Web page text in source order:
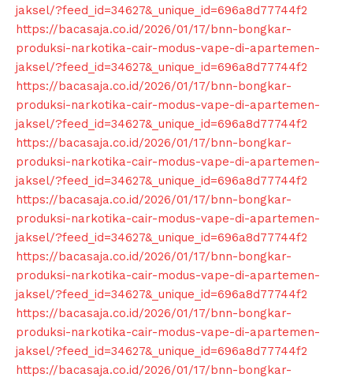
jaksel/?feed_id=34627&_unique_id=696a8d77744f2
https://bacasaja.co.id/2026/01/17/bnn-bongkar-
produksi-narkotika-cair-modus-vape-di-apartemen-
jaksel/?feed_id=34627&_unique_id=696a8d77744f2
https://bacasaja.co.id/2026/01/17/bnn-bongkar-
produksi-narkotika-cair-modus-vape-di-apartemen-
jaksel/?feed_id=34627&_unique_id=696a8d77744f2
https://bacasaja.co.id/2026/01/17/bnn-bongkar-
produksi-narkotika-cair-modus-vape-di-apartemen-
jaksel/?feed_id=34627&_unique_id=696a8d77744f2
https://bacasaja.co.id/2026/01/17/bnn-bongkar-
produksi-narkotika-cair-modus-vape-di-apartemen-
jaksel/?feed_id=34627&_unique_id=696a8d77744f2
https://bacasaja.co.id/2026/01/17/bnn-bongkar-
produksi-narkotika-cair-modus-vape-di-apartemen-
jaksel/?feed_id=34627&_unique_id=696a8d77744f2
https://bacasaja.co.id/2026/01/17/bnn-bongkar-
produksi-narkotika-cair-modus-vape-di-apartemen-
jaksel/?feed_id=34627&_unique_id=696a8d77744f2
https://bacasaja.co.id/2026/01/17/bnn-bongkar-